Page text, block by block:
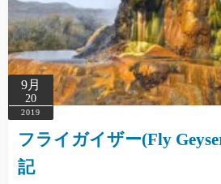
9月
20
2019
フライガイザー(Fly
記